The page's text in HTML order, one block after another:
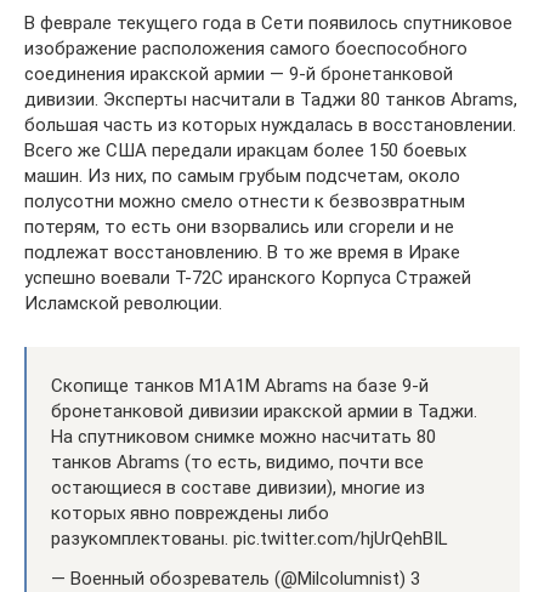
В феврале текущего года в Сети появилось спутниковое
изображение расположения самого боеспособного
соединения иракской армии — 9-й бронетанковой
дивизии. Эксперты насчитали в Таджи 80 танков Abrams,
большая часть из которых нуждалась в восстановлении.
Всего же США передали иракцам более 150 боевых
машин. Из них, по самым грубым подсчетам, около
полусотни можно смело отнести к безвозвратным
потерям, то есть они взорвались или сгорели и не
подлежат восстановлению. В то же время в Ираке
успешно воевали Т-72С иранского Корпуса Стражей
Исламской революции.
Скопище танков M1A1M Abrams на базе 9-й
бронетанковой дивизии иракской армии в Таджи.
На cпутниковом снимке можно насчитать 80
танков Abrams (то есть, видимо, почти все
остающиеся в составе дивизии), многие из
которых явно повреждены либо
разукомплектованы. pic.twitter.com/hjUrQehBIL
— Военный обозреватель (@Milcolumnist) 3